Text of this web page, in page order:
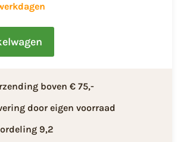
boven € 75,-
door eigen voorraad
9,2